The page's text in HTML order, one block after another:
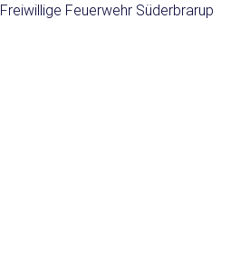
Freiwillige Feuerwehr Süderbrarup